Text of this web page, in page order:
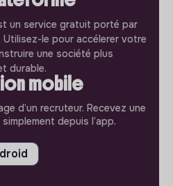
un service gratuit porté par
Utilisez-le pour accélerer votre
une société plus
durable.
mobile
d’un recruteur. Recevez une
depuis l’app.